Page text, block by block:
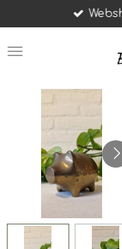
direct
naar